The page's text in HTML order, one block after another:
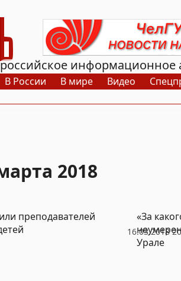
российское информационное
В России В мире Видео
2018
16.03.2018
преподавателей
«За
Урале